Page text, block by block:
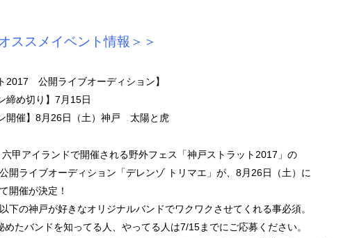
ススメイベント情報＞＞
2017 公開ライブオーディション】
締め切り】7月15日
開催】8月26日（土）神戸 太陽と虎
甲アイランドで開催される野外フェス「神戸ストラット2017」の
ライブオーディション「デレンゾ トリマエ」が、8月26日（土）に
開催が決定！
の神戸が好きなオリジナルバンドでワクワクさせてくれる事必須。
たバンドを知ってる人、やってる人は7/15までにご応募ください。